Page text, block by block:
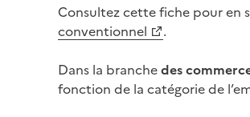
Consultez cette fiche pour en
conventionnel
.
Dans la branchedes
fonction de la catégorie de